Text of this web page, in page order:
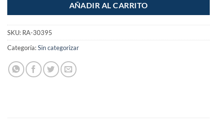
AÑADIR AL CARRITO
SKU: RA-30395
Categoría:Sin categorizar